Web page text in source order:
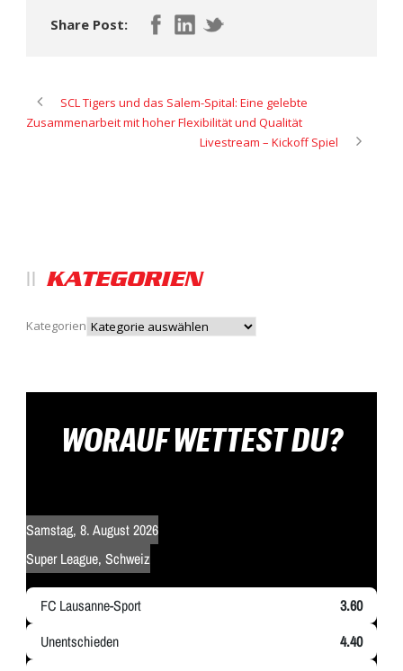
Share Post:
SCL Tigers und das Salem-Spital: Eine gelebte
Zusammenarbeit mit hoher Flexibilität und Qualität
Livestream – Kickoff Spiel
KATEGORIEN
Kategorien